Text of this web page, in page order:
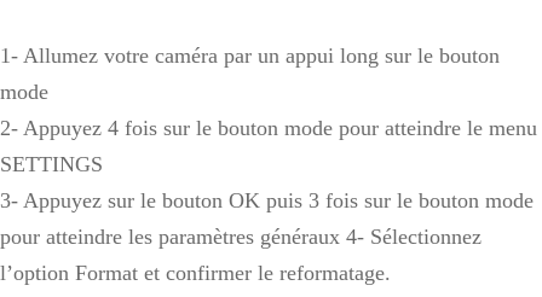
1- Allumez votre caméra par un appui long sur le bouton
mode
2- Appuyez 4 fois sur le bouton mode pour atteindre le menu
SETTINGS
3- Appuyez sur le bouton OK puis 3 fois sur le bouton mode
pour atteindre les paramètres généraux 4- Sélectionnez
l’option Format et confirmer le reformatage.